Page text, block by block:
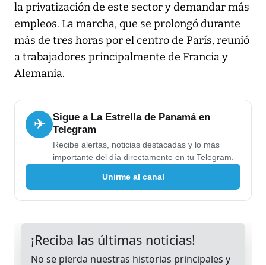
la privatización de este sector y demandar más
empleos. La marcha, que se prolongó durante
más de tres horas por el centro de París, reunió
a trabajadores principalmente de Francia y
Alemania.
✈
Sigue a La Estrella de Panamá en
Telegram
Recibe alertas, noticias destacadas y lo más
importante del día directamente en tu Telegram.
Unirme al canal